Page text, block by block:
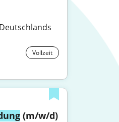
Vollzeit
(m/w/d)